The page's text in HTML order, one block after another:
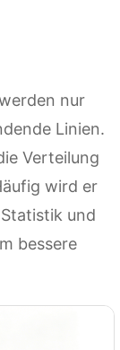
nur
Linien.
Verteilung
wird er
und
bessere